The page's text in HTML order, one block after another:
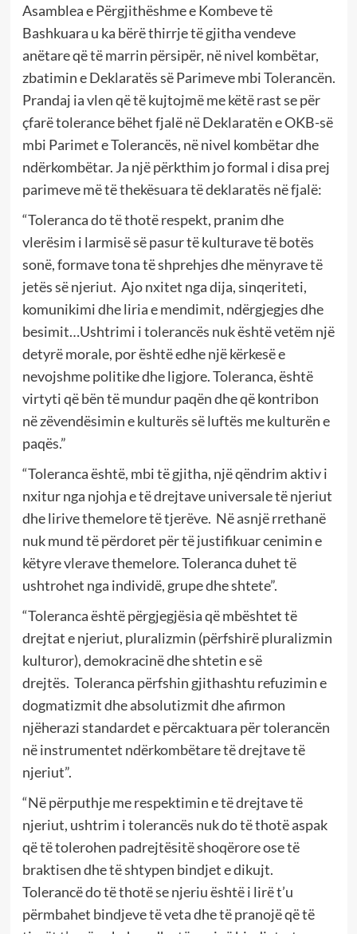
Asamblea e Përgjithëshme e Kombeve të
Bashkuara u ka bërë thirrje të gjitha vendeve
anëtare që të marrin përsipër, në nivel kombëtar,
zbatimin e Deklaratës së Parimeve mbi Tolerancën.
Prandaj ia vlen që të kujtojmë me këtë rast se për
çfarë tolerance bëhet fjalë në Deklaratën e OKB-së
mbi Parimet e Tolerancës, në nivel kombëtar dhe
ndërkombëtar. Ja një përkthim jo formal i disa prej
parimeve më të thekësuara të deklaratës në fjalë:
“Toleranca do të thotë respekt, pranim dhe
vlerësim i larmisë së pasur të kulturave të botës
sonë, formave tona të shprehjes dhe mënyrave të
jetës së njeriut. Ajo nxitet nga dija, sinqeriteti,
komunikimi dhe liria e mendimit, ndërgjegjes dhe
besimit…Ushtrimi i tolerancës nuk është vetëm një
detyrë morale, por është edhe një kërkesë e
nevojshme politike dhe ligjore. Toleranca, është
virtyti që bën të mundur paqën dhe që kontribon
në zëvendësimin e kulturës së luftës me kulturën e
paqës.”
“Toleranca është, mbi të gjitha, një qëndrim aktiv i
nxitur nga njohja e të drejtave universale të njeriut
dhe lirive themelore të tjerëve. Në asnjë rrethanë
nuk mund të përdoret për të justifikuar cenimin e
këtyre vlerave themelore. Toleranca duhet të
ushtrohet nga individë, grupe dhe shtete”.
“Toleranca është përgjegjësia që mbështet të
drejtat e njeriut, pluralizmin (përfshirë pluralizmin
kulturor), demokracinë dhe shtetin e së
drejtës. Toleranca përfshin gjithashtu refuzimin e
dogmatizmit dhe absolutizmit dhe afirmon
njëherazi standardet e përcaktuara për tolerancën
në instrumentet ndërkombëtare të drejtave të
njeriut”.
“Në përputhje me respektimin e të drejtave të
njeriut, ushtrim i tolerancës nuk do të thotë aspak
që të tolerohen padrejtësitë shoqërore ose të
braktisen dhe të shtypen bindjet e dikujt.
Tolerancë do të thotë se njeriu është i lirë t’u
përmbahet bindjeve të veta dhe të pranojë që të